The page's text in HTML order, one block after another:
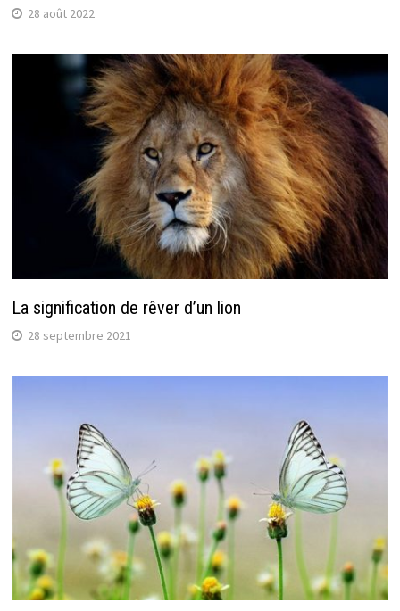
28 août 2022
La signification de rêver d’un lion
28 septembre 2021